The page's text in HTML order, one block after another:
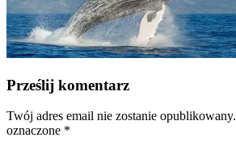
Prześlij komentarz
Twój adres email nie zostanie opublikowany.
oznaczone *